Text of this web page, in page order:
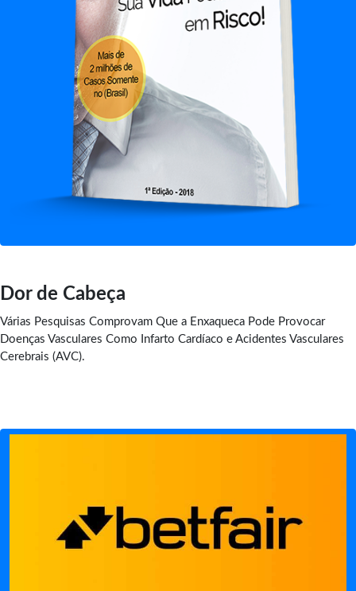
Dor de Cabeça
Várias Pesquisas Comprovam Que a Enxaqueca Pode Provocar
Doenças Vasculares Como Infarto Cardíaco e Acidentes Vasculares
Cerebrais (AVC).